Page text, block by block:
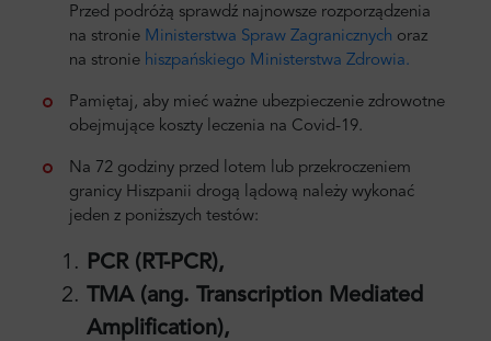
Przed podróżą sprawdź najnowsze rozporządzenia
na stronie Ministerstwa Spraw Zagranicznych oraz
na stronie hiszpańskiego Ministerstwa Zdrowia.
Pamiętaj, aby mieć ważne ubezpieczenie zdrowotne
obejmujące koszty leczenia na Covid-19.
Na 72 godziny przed lotem lub przekroczeniem
granicy Hiszpanii drogą lądową należy wykonać
jeden z poniższych testów:
PCR (RT-PCR),
TMA (ang. Transcription Mediated
Amplification),